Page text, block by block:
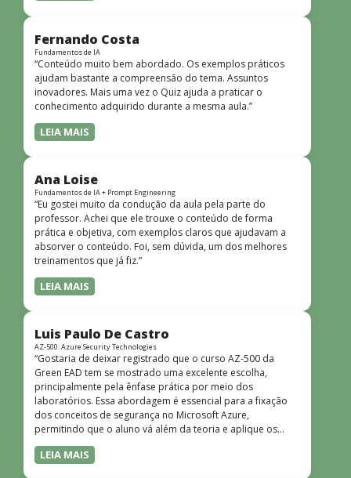
Fernando Costa
Fundamentos de IA
“Conteúdo muito bem abordado. Os exemplos práticos
ajudam bastante a compreensão do tema. Assuntos
inovadores. Mais uma vez o Quiz ajuda a praticar o
conhecimento adquirido durante a mesma aula.”
LEIA MAIS
Ana Loise
Fundamentos de IA + Prompt Engineering
“Eu gostei muito da condução da aula pela parte do
professor. Achei que ele trouxe o conteúdo de forma
prática e objetiva, com exemplos claros que ajudavam a
absorver o conteúdo. Foi, sem dúvida, um dos melhores
treinamentos que já fiz.”
LEIA MAIS
Luis Paulo De Castro
AZ-500: Azure Security Technologies
“Gostaria de deixar registrado que o curso AZ-500 da
Green EAD tem se mostrado uma excelente escolha,
principalmente pela ênfase prática por meio dos
laboratórios. Essa abordagem é essencial para a fixação
dos conceitos de segurança no Microsoft Azure,
permitindo que o aluno vá além da teoria e aplique os
conhecimentos em cenários reais e simulados. Outro
ponto muito positivo é a didática do curso. O conteúdo é
LEIA MAIS